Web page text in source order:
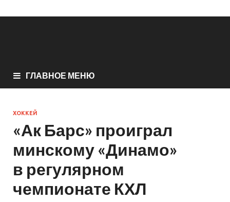
ГЛАВНОЕ МЕНЮ
ХОККЕЙ
«Ак Барс» проиграл
минскому «Динамо»
в регулярном
чемпионате КХЛ